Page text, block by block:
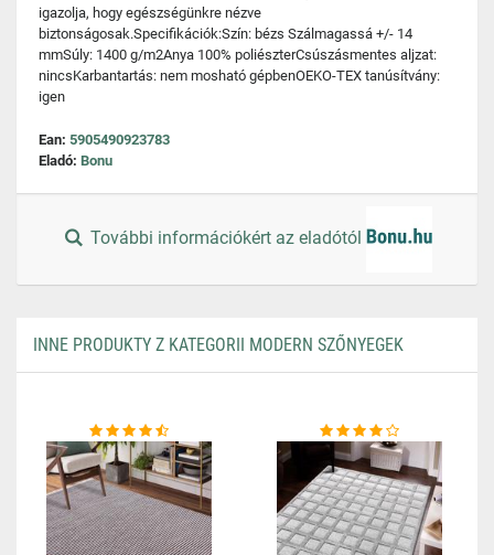
igazolja, hogy egészségünkre nézve
biztonságosak.Specifikációk:Szín: bézs Szálmagassá +/- 14
mmSúly: 1400 g/m2Anya 100% poliészterCsúszásmentes aljzat:
nincsKarbantartás: nem mosható gépbenOEKO-TEX tanúsítvány:
igen
Ean: 5905490923783
Eladó: Bonu
További információkért az eladótól
INNE PRODUKTY Z KATEGORII MODERN SZŐNYEGEK